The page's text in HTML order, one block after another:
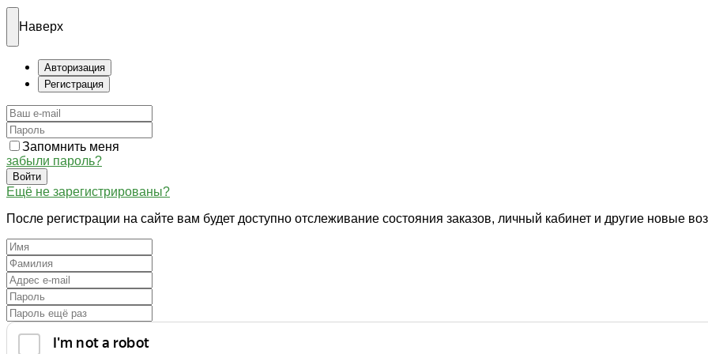
Наверх
Авторизация
Регистрация
Запомнить меня
забыли пароль?
Войти
Ещё не зарегистрированы?
После регистрации на сайте вам будет доступно отслеживание состояния заказов, личный кабинет и другие новые